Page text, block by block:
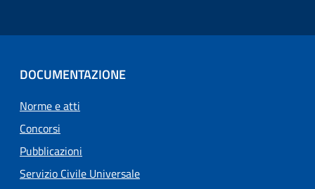
DOCUMENTAZIONE
Norme e atti
Concorsi
Pubblicazioni
Servizio Civile Universale